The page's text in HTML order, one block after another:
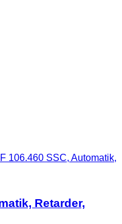
106.460 SSC, Automatik,
Retarder,